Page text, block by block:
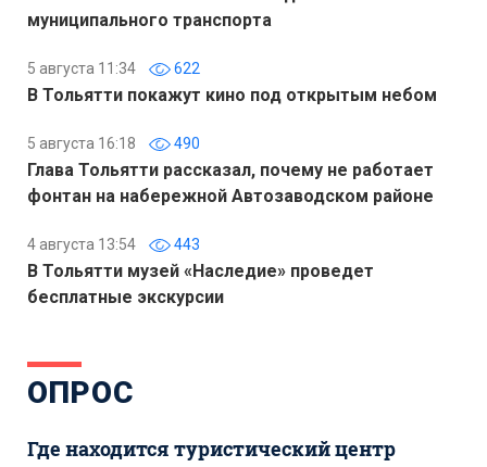
муниципального транспорта
5 августа 11:34 622
В Тольятти покажут кино под открытым небом
5 августа 16:18 490
Глава Тольятти рассказал, почему не работает
фонтан на набережной Автозаводском районе
4 августа 13:54 443
В Тольятти музей «Наследие» проведет
бесплатные экскурсии
ОПРОС
Где находится туристический центр